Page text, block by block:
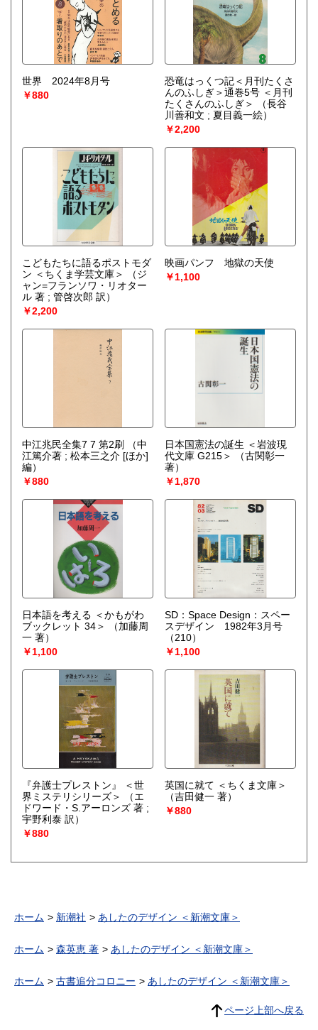
世界 2024年8月号
￥880
恐竜はっくつ記＜月刊たくさ
んのふしぎ＞通巻5号 ＜月刊
たくさんのふしぎ＞
（長谷
川善和文 ; 夏目義一絵）
￥2,200
こどもたちに語るポストモダ
ン ＜ちくま学芸文庫＞
（ジ
ャン=フランソワ・リオター
ル 著 ; 管啓次郎 訳）
￥2,200
映画パンフ 地獄の天使
￥1,100
中江兆民全集7 7 第2刷
（中
江篤介著 ; 松本三之介 [ほか]
編）
￥880
日本国憲法の誕生 ＜岩波現
代文庫 G215＞
（古関彰一
著）
￥1,870
日本語を考える ＜かもがわ
ブックレット 34＞
（加藤周
一 著）
￥1,100
SD：Space Design：スペー
スデザイン 1982年3月号
（210）
￥1,100
『弁護士プレストン』 ＜世
界ミステリシリーズ＞
（エ
ドワード・S.アーロンズ 著 ;
宇野利泰 訳）
￥880
英国に就て ＜ちくま文庫＞
（吉田健一 著）
￥880
ホーム 新潮社 あしたのデザイン ＜新潮文庫＞
ホーム 森英恵 著 あしたのデザイン ＜新潮文庫＞
ホーム 古書追分コロニー あしたのデザイン ＜新潮文庫＞
ページ上部へ戻る